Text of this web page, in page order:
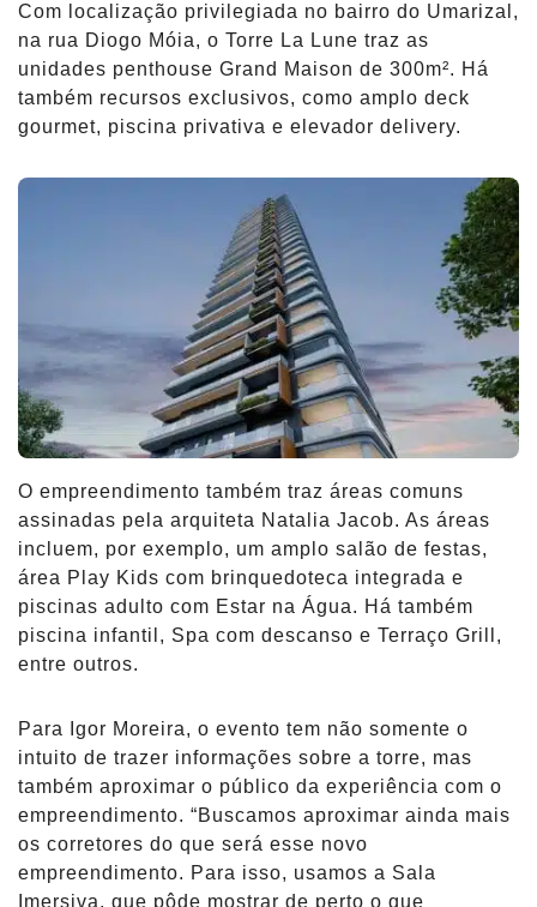
Com localização privilegiada no bairro do Umarizal,
na rua Diogo Móia, o Torre La Lune traz as
unidades penthouse Grand Maison de 300m². Há
também recursos exclusivos, como amplo deck
gourmet, piscina privativa e elevador delivery.
O empreendimento também traz áreas comuns
assinadas pela arquiteta Natalia Jacob. As áreas
incluem, por exemplo, um amplo salão de festas,
área Play Kids com brinquedoteca integrada e
piscinas adulto com Estar na Água. Há também
piscina infantil, Spa com descanso e Terraço Grill,
entre outros.
Para Igor Moreira, o evento tem não somente o
intuito de trazer informações sobre a torre, mas
também aproximar o público da experiência com o
empreendimento. “Buscamos aproximar ainda mais
os corretores do que será esse novo
empreendimento. Para isso, usamos a Sala
Imersiva, que pôde mostrar de perto o que